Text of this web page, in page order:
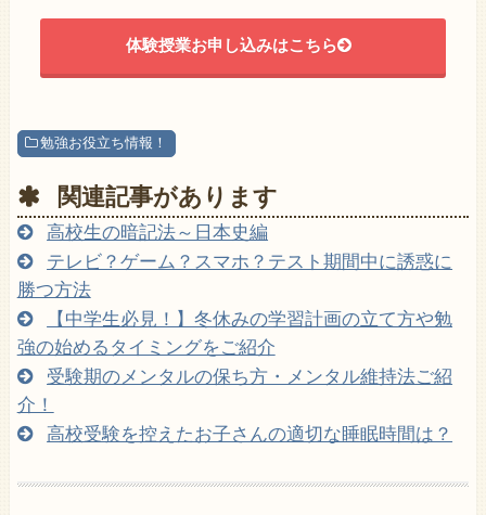
あすなろ公式LINEを友達追加♪
ご相談内容をタップ♪
体験授業お申し込みはこちら
勉強お役立ち情報！
関連記事があります
高校生の暗記法～日本史編
テレビ？ゲーム？スマホ？テスト期間中に誘惑に
勝つ方法
【中学生必見！】冬休みの学習計画の立て方や勉
強の始めるタイミングをご紹介
受験期のメンタルの保ち方・メンタル維持法ご紹
介！
高校受験を控えたお子さんの適切な睡眠時間は？